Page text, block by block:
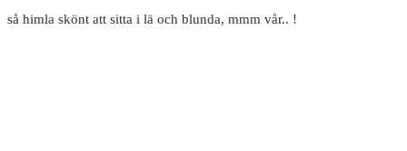
så himla skönt att sitta i lä och blunda, mmm vår.. !